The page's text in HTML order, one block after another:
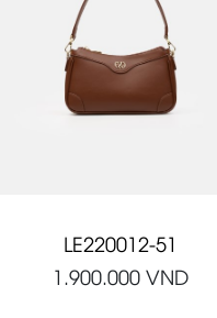
LE220012-51
1.900.000 VND